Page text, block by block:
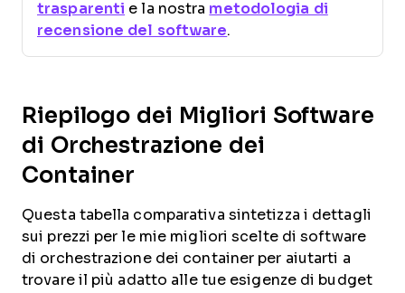
trasparenti e la nostra metodologia di
recensione del software.
Riepilogo dei Migliori Software
di Orchestrazione dei
Container
Questa tabella comparativa sintetizza i dettagli
sui prezzi per le mie migliori scelte di software
di orchestrazione dei container per aiutarti a
trovare il più adatto alle tue esigenze di budget